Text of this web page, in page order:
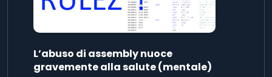
L’abuso di assembly nuoce
gravemente alla salute (mentale)